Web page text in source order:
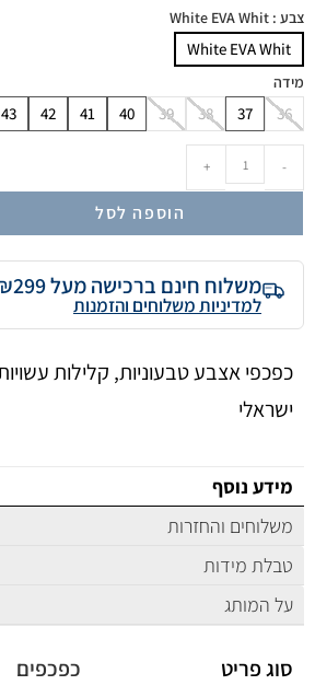
צבע : White EVA Whit
White EVA Whit
מידה
36
37
38
39
40
41
42
43
-
+
הוספה לסל
משלוח חינם ברכישה מעל ₪299
למדיניות משלוחים והזמנות
ישראלי
מידע נוסף
משלוחים והחזרות
טבלת מידות
על המותג
סוג פריט
כפכפים